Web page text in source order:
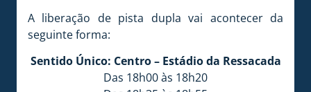
A liberação de pista dupla vai acontecer da
seguinte forma:
Sentido Único: Centro – Estádio da Ressacada
Das 18h00 às 18h20